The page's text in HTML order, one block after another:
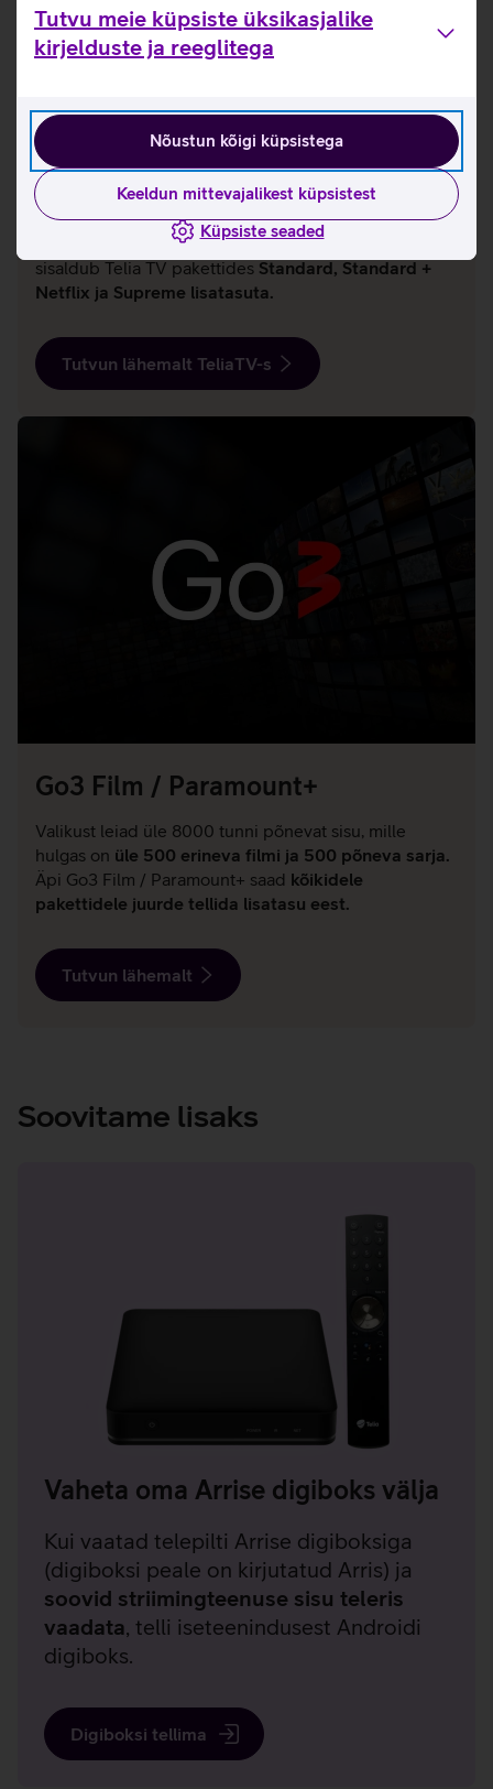
Tutvu meie küpsiste üksikasjalike
kirjelduste ja reeglitega
Nõustun kõigi küpsistega
Keeldun mittevajalikest küpsistest
Küpsiste seaded
National Geographic
Siit leiad National Geographic ja Nat Geo Wild
kanalite saated. Põnev sisu on järelvaadatav kuni 30
päeva alates tele-esilinastusest. National Geographic
sisaldub Telia TV pakettides Standard, Standard +
Netflix ja Supreme lisatasuta.
Tutvun lähemalt TeliaTV-s
Go3 Film / Paramount+
Valikust leiad üle 8000 tunni põnevat sisu, mille
hulgas on üle 500 erineva filmi ja 500 põneva sarja.
Äpi Go3 Film / Paramount+ saad kõikidele
pakettidele juurde tellida lisatasu eest.
Tutvun lähemalt
Soovitame lisaks
Vaheta oma Arrise digiboks välja
Kui vaatad telepilti Arrise digiboksiga
(digiboksi peale on kirjutatud Arris) ja
soovid striimingteenuse sisu teleris
vaadata, telli iseteenindusest Androidi
digiboks.
Digiboksi tellima